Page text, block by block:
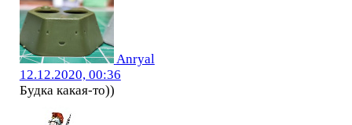
Anryal
12.12.2020, 00:36
Будка какая-то))